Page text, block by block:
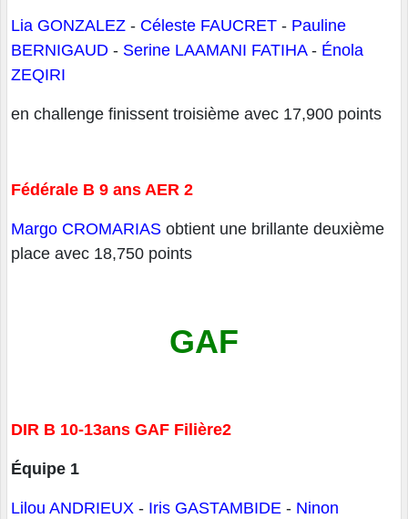
Lia GONZALEZ - Céleste FAUCRET - Pauline
BERNIGAUD - Serine LAAMANI FATIHA- Énola
ZEQIRI
en challenge finissent troisième avec 17,900 points
Fédérale B 9 ans AER 2
Margo CROMARIAS obtient une brillante deuxième
place avec 18,750 points
GAF
DIR B 10-13ans GAF Filière2
Équipe 1
Lilou ANDRIEUX - Iris GASTAMBIDE - Ninon